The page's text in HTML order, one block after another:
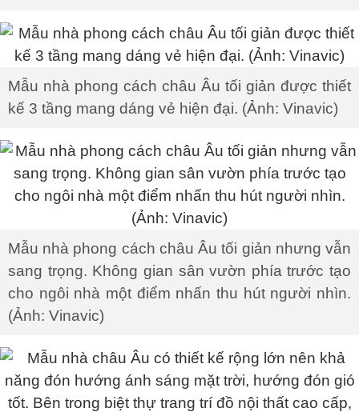
Mẫu nhà phong cách châu Âu tối giản được thiết
kế 3 tầng mang dáng vẻ hiện đại. (Ảnh: Vinavic)
Mẫu nhà phong cách châu Âu tối giản nhưng vẫn
sang trọng. Không gian sân vườn phía trước tạo
cho ngôi nhà một điểm nhấn thu hút người nhìn.
(Ảnh: Vinavic)